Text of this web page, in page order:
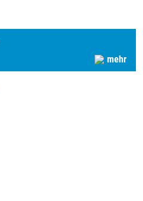
mehr